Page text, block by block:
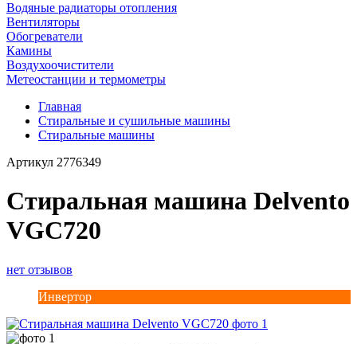
Водяные радиаторы отопления
Вентиляторы
Обогреватели
Камины
Воздухоочистители
Метеостанции и термометры
Главная
Стиральные и сушильные машины
Стиральные машины
Артикул 2776349
Стиральная машина Delvento
VGC720
нет отзывов
Инвертор